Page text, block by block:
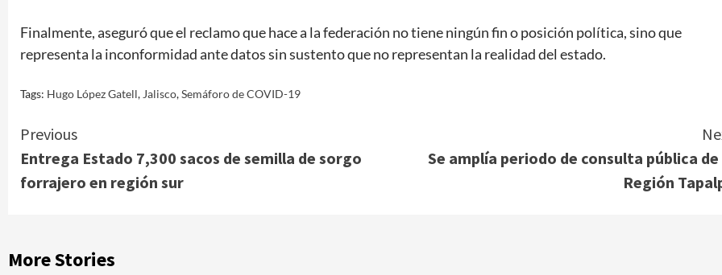
Finalmente, aseguró que el reclamo que hace a la federación no tiene ningún fin o posición política, sino que
representa la inconformidad ante datos sin sustento que no representan la realidad del estado.
Tags: Hugo López Gatell, Jalisco,Semáforo de COVID-19
Continue
Reading
Previous
Entrega Estado 7,300 sacos de semilla de sorgo
forrajero en región sur
Se amplía periodo de consulta pública de
Región
More Stories